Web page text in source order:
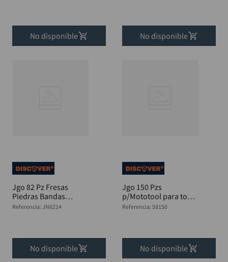
No disponible No disponible
Jgo 82 Pz Fresas
Piedras Bandas
Felpas
Referencia: JN6214
No disponible
Jgo 150 Pzs
p/Mototool para todo
tipo de trabajo
Referencia: 58150
No disponible